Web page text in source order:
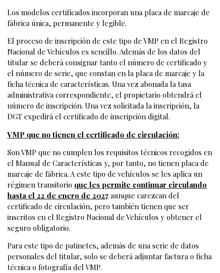
Los modelos certificados incorporan una placa de marcaje de
fábrica única, permanente y legible.
El proceso de inscripción de este tipo de VMP en el Registro
Nacional de Vehículos es sencillo. Además de los datos del
titular se deberá consignar tanto el número de certificado y
el número de serie, que constan en la placa de marcaje y la
ficha técnica de características. Una vez abonada la tasa
administrativa correspondiente, el propietario obtendrá el
número de inscripción. Una vez solicitada la inscripción, la
DGT expedirá el certificado de inscripción digital.
VMP que no tienen el certificado de circulación:
Son VMP que no cumplen los requisitos técnicos recogidos en
el Manual de Características y, por tanto, no tienen placa de
marcaje de fábrica. A este tipo de vehículos se les aplica un
régimen transitorio que les permite continuar circulando
hasta el 22 de enero de 2027 aunque carezcan del
certificado de circulación, pero también tienen que ser
inscritos en el Registro Nacional de Vehículos y obtener el
seguro obligatorio.
Para este tipo de patinetes, además de una serie de datos
personales del titular, solo se deberá adjuntar factura o ficha
técnica o fotografía del VMP.